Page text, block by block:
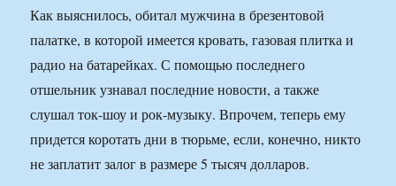
Как выяснилось, обитал мужчина в брезентовой
палатке, в которой имеется кровать, газовая плитка и
радио на батарейках. С помощью последнего
отшельник узнавал последние новости, а также
слушал ток-шоу и рок-музыку. Впрочем, теперь ему
придется коротать дни в тюрьме, если, конечно, никто
не заплатит залог в размере 5 тысяч долларов.